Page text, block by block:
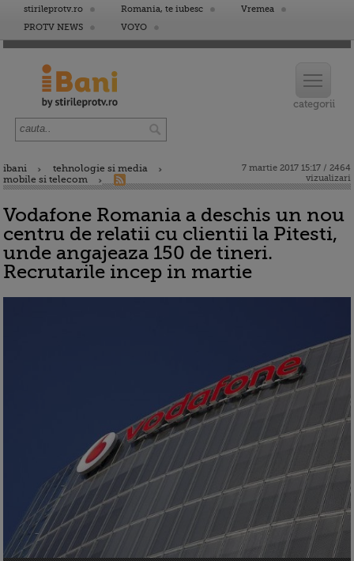
stirileprotv.ro Romania, te iubesc
Vremea
PROTV NEWS
VOYO
ibani
tehnologie si media
mobile si telecom
7 martie 2017 15:17 / 2464
vizualizari
Vodafone Romania a deschis un nou
centru de relatii cu clientii la Pitesti,
unde angajeaza 150 de tineri.
Recrutarile incep in martie